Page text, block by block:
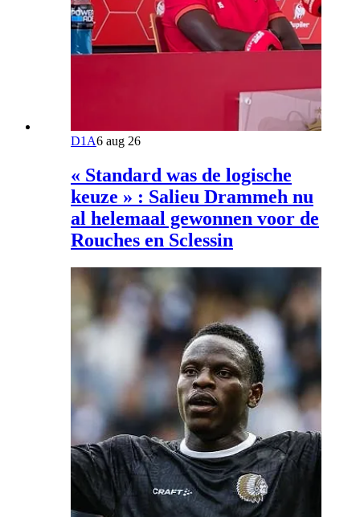
D1A6 aug 26
« Standard was de logische
keuze » : Salieu Drammeh nu
al helemaal gewonnen voor de
Rouches en Sclessin